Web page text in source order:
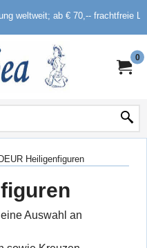
weltweit; ab € 70,-- frachtfreie
0
DEUR Heiligenfiguren
Auswahl an